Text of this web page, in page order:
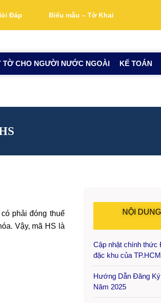
Đáp Biểu mẫu – Tờ Khai
TỜ CHO NGƯỜI NƯỚC NGOÀI KẾ TOÁN
phải đóng thuế
Vậy, mã HS là
NỘI
Cập nhật chính thức
đặc khu của
Hướng Dẫn Đăng
Năm 2025